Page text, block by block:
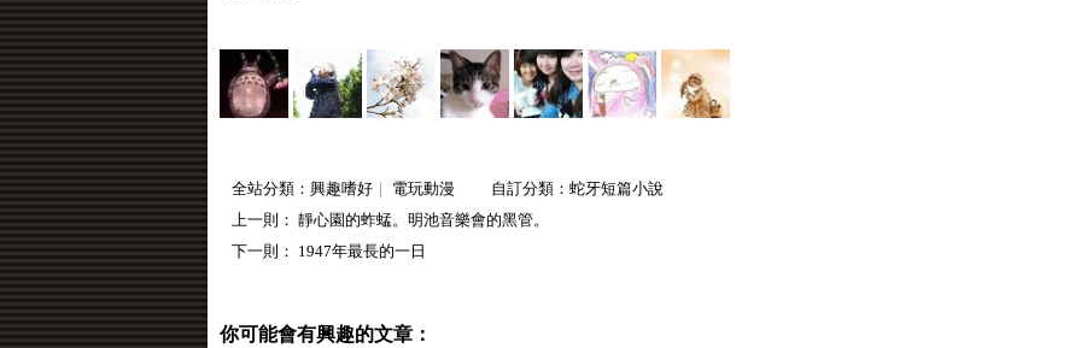
全站分類： 興趣嗜好 電玩動漫 自訂分類： 蛇牙短篇小說
上一則： 靜心園的蚱蜢。明池音樂會的黑管。
下一則： 1947年最長的一日
你可能會有興趣的文章：